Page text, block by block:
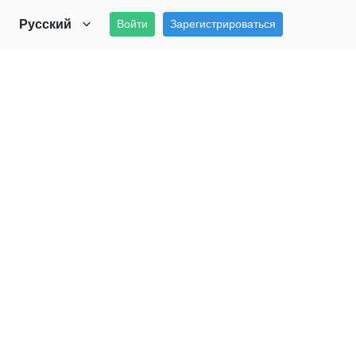
Русский Войти Зарегистрироваться